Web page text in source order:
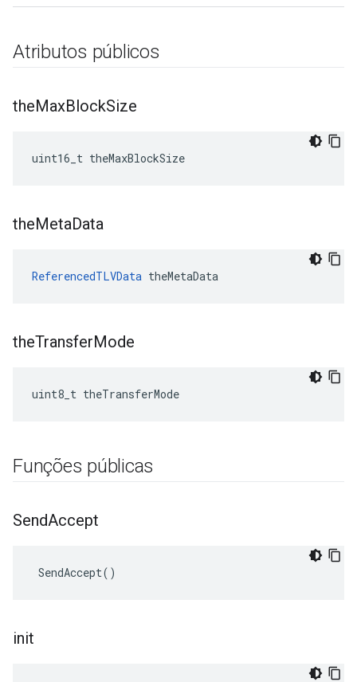
Atributos públicos
theMaxBlockSize
uint16_t theMaxBlockSize
theMetaData
ReferencedTLVData theMetaData
theTransferMode
uint8_t theTransferMode
Funções públicas
SendAccept
SendAccept()
init